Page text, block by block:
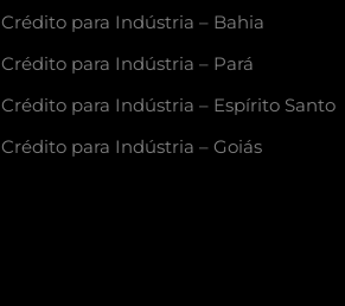
Crédito para Indústria – Bahia
Crédito para Indústria – Pará
Crédito para Indústria – Espírito Santo
Crédito para Indústria – Goiás